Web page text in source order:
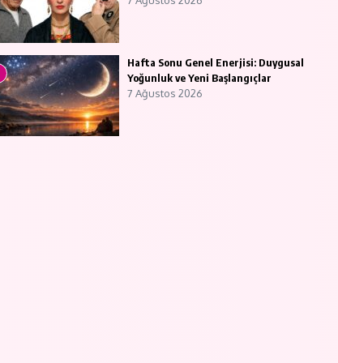
Hafta Sonu Genel Enerjisi: Duygusal
Yoğunluk ve Yeni Başlangıçlar
7 Ağustos 2026